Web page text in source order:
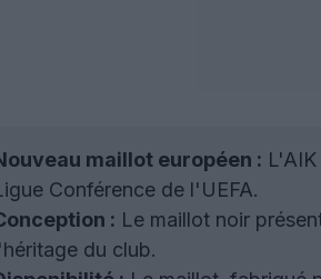
maillot européen :
Conférence de l'UEFA.
: Le maillot noir
du club.